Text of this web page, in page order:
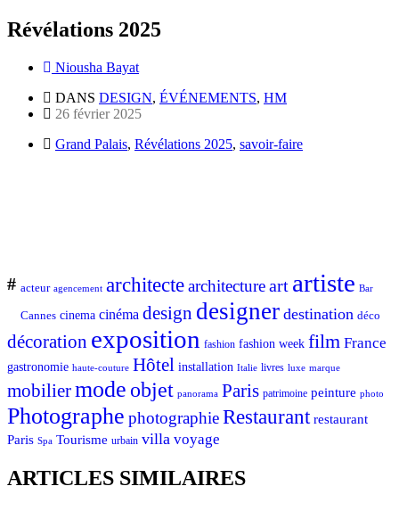
Révélations 2025
Niousha Bayat
DANS DESIGN, ÉVÉNEMENTS, HM
26 février 2025
Grand Palais, Révélations 2025, savoir-faire
# acteur agencement architectearchitectureart artiste Bar
Cannes cinema cinéma design designer destination déco
décoration exposition fashion fashion week film France
gastronomie haute-couture Hôtel installation Italie livres luxe marque
mobiliermode objet panorama Paris patrimoine peinture photo
Photographe photographieRestaurant restaurant
Paris Spa Tourisme urbain villa voyage
ARTICLES SIMILAIRES